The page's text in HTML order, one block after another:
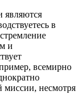
являются
в
и
всемирно
миссии, несмотря